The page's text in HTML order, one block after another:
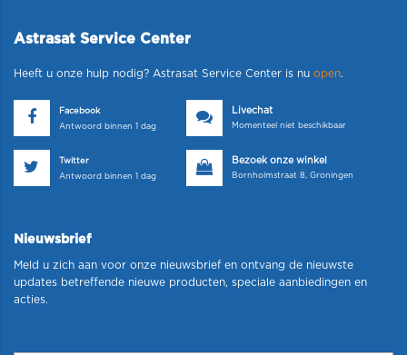
Astrasat Service Center
Heeft u onze hulp nodig? Astrasat Service Center is nu open.
Facebook
Antwoord binnen 1 dag
Livechat
Momenteel niet beschikbaar
Twitter
Antwoord binnen 1 dag
Bezoek onze winkel
Bornholmstraat 8, Groningen
Nieuwsbrief
Meld u zich aan voor onze nieuwsbrief en ontvang de nieuwste
updates betreffende nieuwe producten, speciale aanbiedingen en
acties.